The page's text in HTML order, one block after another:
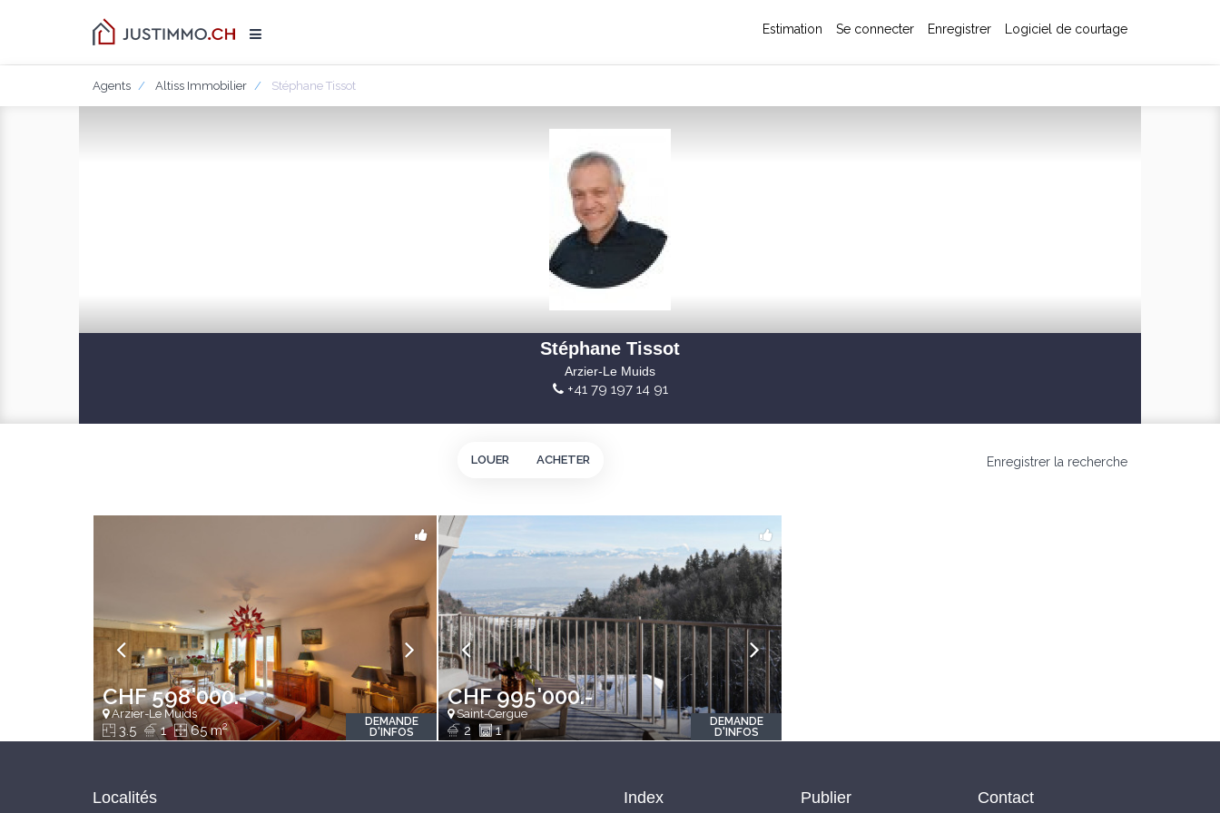
Estimation Se connecter Enregistrer Logiciel de courtage
Agents Altiss Immobilier Stéphane Tissot
Stéphane Tissot
Arzier-Le Muids
+41 79 197 14 91
Enregistrer la recherche
LOUER ACHETER
CHF 598'000.-
Arzier-Le Muids
3.5 1 65 m2
DEMANDE
D'INFOS
CHF 995'000.-
Saint-Cergue
2 1
DEMANDE
D'INFOS
Localités Index Publier Contact